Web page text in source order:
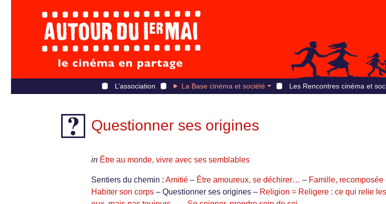
L’association La Base cinéma et société Les Rencontres cinéma et
Questionner ses origines
in Être au monde, vivre avec ses semblables
Sentiers du chemin : Amitié – Être amoureux, se déchirer… – Famille, recomposée
Habiter son corps – Questionner ses origines – Religion = Religere : ce qui relie